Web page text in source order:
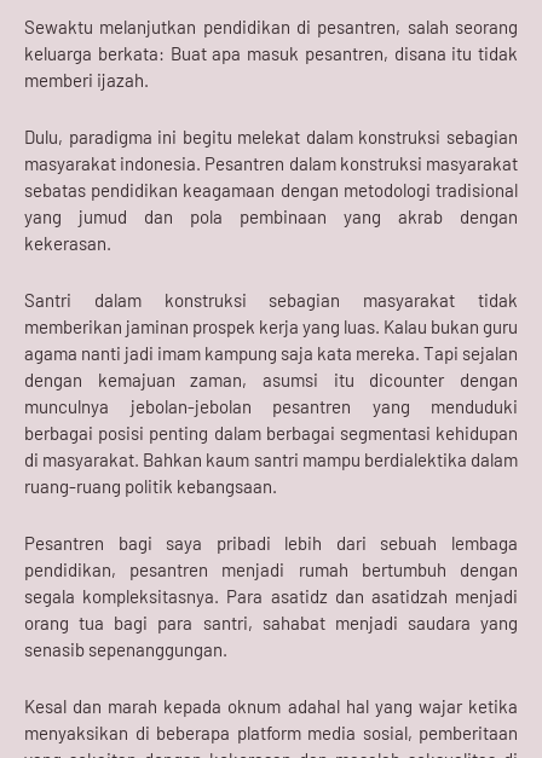
Sewaktu melanjutkan pendidikan di pesantren, salah seorang
keluarga berkata: Buat apa masuk pesantren, disana itu tidak
memberi ijazah.
Dulu, paradigma ini begitu melekat dalam konstruksi sebagian
masyarakat indonesia. Pesantren dalam konstruksi masyarakat
sebatas pendidikan keagamaan dengan metodologi tradisional
yang jumud dan pola pembinaan yang akrab dengan
kekerasan.
Santri dalam konstruksi sebagian masyarakat tidak
memberikan jaminan prospek kerja yang luas. Kalau bukan guru
agama nanti jadi imam kampung saja kata mereka. Tapi sejalan
dengan kemajuan zaman, asumsi itu dicounter dengan
munculnya jebolan-jebolan pesantren yang menduduki
berbagai posisi penting dalam berbagai segmentasi kehidupan
di masyarakat. Bahkan kaum santri mampu berdialektika dalam
ruang-ruang politik kebangsaan.
Pesantren bagi saya pribadi lebih dari sebuah lembaga
pendidikan, pesantren menjadi rumah bertumbuh dengan
segala kompleksitasnya. Para asatidz dan asatidzah menjadi
orang tua bagi para santri, sahabat menjadi saudara yang
senasib sepenanggungan.
Kesal dan marah kepada oknum adahal hal yang wajar ketika
menyaksikan di beberapa platform media sosial, pemberitaan